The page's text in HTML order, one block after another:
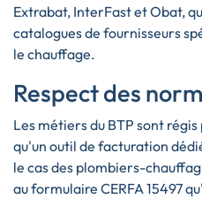
Extrabat, InterFast et Obat,
catalogues de fournisseurs
le chauffage.
Respect des
Les métiers du BTP sont
qu'un outil de facturation
le cas des plombiers-
au formulaire CERFA 15497